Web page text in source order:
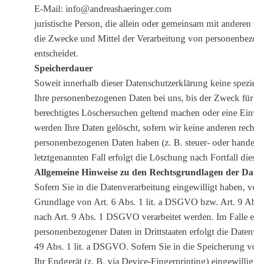
E-Mail:
juristische Person, die allein oder gemeinsam mit anderen
die Zwecke und Mittel der Verarbeitung von
entscheidet.
Speicherdauer
Soweit innerhalb dieser Datenschutzerklärung keine
Ihre personenbezogenen Daten bei uns, bis der Zweck
berechtigtes Löschersuchen geltend machen oder eine
werden Ihre Daten gelöscht, sofern wir keine anderen
personenbezogenen Daten haben (z. B. steuer- oder
letztgenannten Fall erfolgt die Löschung nach Fortfall
Allgemeine Hinweise zu den Rechtsgrundlagen der
Sofern Sie in die Datenverarbeitung eingewilligt haben,
Grundlage von Art. 6 Abs. 1 lit. a DSGVO bzw. Art. 9
nach Art. 9 Abs. 1 DSGVO verarbeitet werden. Im
personenbezogener Daten in Drittstaaten erfolgt die
49 Abs. 1 lit. a DSGVO. Sofern Sie in die Speicherung
Ihr Endgerät (z. B. via Device-Fingerprinting)